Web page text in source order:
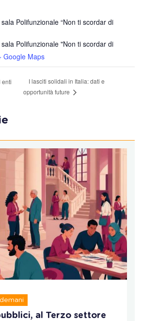
Polifunzionale “Non ti scordar di
sala Polifunzionale "Non ti scordar di
Google Maps
enti
I lasciti solidali in Italia: dati e
opportunità future
al Terzo settore